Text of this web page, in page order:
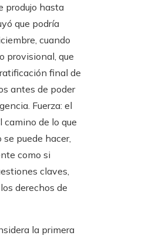
produjo hasta
que podría
cuando
provisional, que
final de
antes de poder
Fuerza: el
camino de lo que
se puede hacer,
como si
claves,
derechos de
la primera